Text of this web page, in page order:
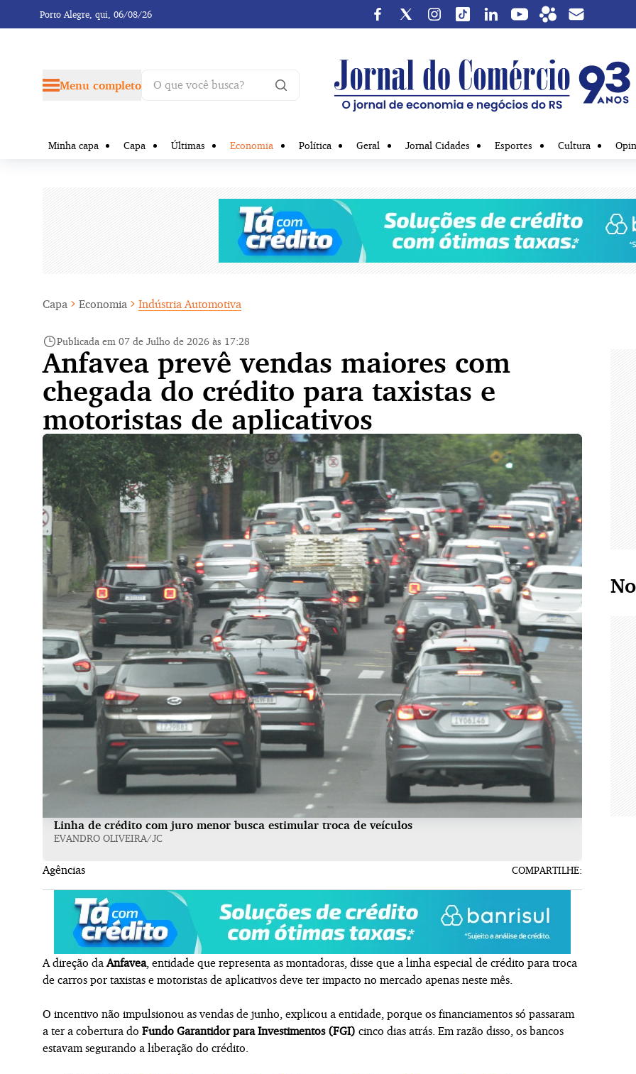
Porto Alegre, qui, 06/08/26
Menu completo
Minha capa Capa Últimas Economia Política Geral Jornal Cidades Esportes Cultura
Capa Economia Indústria Automotiva
Publicada em 07 de Julho de 2026 às 17:28
Anfavea prevê vendas maiores com
chegada do crédito para taxistas e
motoristas de aplicativos
Linha de crédito com juro menor busca estimular troca de veículos
EVANDRO OLIVEIRA/JC
COMPARTILHE:
Agências
A direção daAnfavea, entidade que representa as montadoras, disse que a linha especial de crédito para troca
de carros por taxistas e motoristas de aplicativos deve ter impacto no mercado apenas neste mês.
O incentivo não impulsionou as vendas de junho, explicou a entidade, porque os financiamentos só passaram
a ter a cobertura do Fundo Garantidor para Investimentos (FGI) cinco dias atrás. Em razão disso, os bancos
estavam segurando a liberação do crédito.